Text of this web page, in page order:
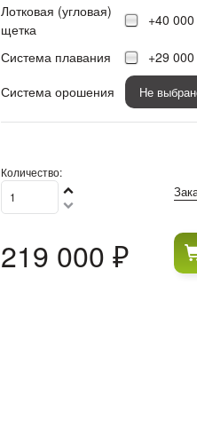
Лотковая (угловая)
щетка
+40
Система плавания
+29
Система орошения
Количество:
219 000 ₽